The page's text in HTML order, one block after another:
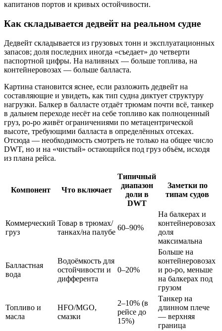
капитанов портов и кривых остойчивости.
Как складывается дедвейт на реальном судне
Дедвейт складывается из грузовых тонн и эксплуатационных
запасов; доля последних иногда «съедает» до четверти
паспортной цифры. На наливных — больше топлива, на
контейнеровозах — больше балласта.
Картина становится яснее, если разложить дедвейт на
составляющие и увидеть, как тип судна диктует структуру
нагрузки. Балкер в балласте отдаёт трюмам почти всё, танкер
в дальнем переходе несёт на себе топливо как полноценный
груз, ро‑ро живёт ограничениями по метацентрической
высоте, требующими балласта в определённых отсеках.
Отсюда — необходимость смотреть не только на общее число
DWT, но и на «чистый» остающийся под груз объём, исходя
из плана рейса.
Компонент Что включает
Типичный
диапазон
доли в
DWT
Заметки по
типам судов
Коммерческий
груз
Товар в трюмах/
танках/на палубе
60–90%
На балкерах и
контейнеровозах
доля
максимальна
Балластная
вода
Водоёмкость для
остойчивости и
дифферента
0–20%
Больше на
контейнеровозах
и ро‑ро, меньше
на балкерах под
грузом
Топливо и
масла
HFO/MGO,
смазки
2–10% (в
рейсе до
15%)
Танкер на
длинном плече
— верхняя
граница